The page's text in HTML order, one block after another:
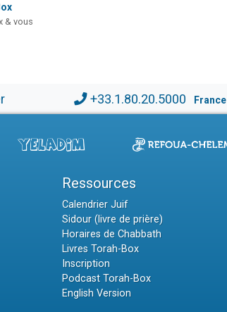
& vous
+33.1.80.20.5000 France
Ressources
Calendrier Juif
Sidour (livre de prière)
Horaires de Chabbath
Livres Torah-Box
Inscription
Podcast Torah-Box
English Version